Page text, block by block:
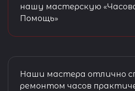
нашу мастерскую
Помощь»
Наши мастера отлично
ремонтом часов